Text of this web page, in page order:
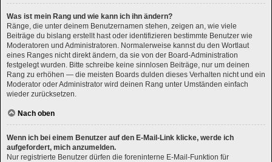
Was ist mein Rang und wie kann ich ihn ändern?
Ränge, die unter deinem Benutzernamen stehen, zeigen an, wie viele
Beiträge du bislang erstellt hast oder identifizieren bestimmte Benutzer wie
Moderatoren und Administratoren. Normalerweise kannst du den Wortlaut
eines Ranges nicht direkt ändern, da sie von der Board-Administration
festgelegt wurden. Bitte schreibe keine sinnlosen Beiträge, nur um deinen
Rang zu erhöhen — die meisten Boards dulden dieses Verhalten nicht und ein
Moderator oder Administrator wird deinen Rang unter Umständen einfach
wieder zurücksetzen.
Nach oben
Wenn ich bei einem Benutzer auf den E-Mail-Link klicke, werde ich
aufgefordert, mich anzumelden.
Nur registrierte Benutzer dürfen die foreninterne E-Mail-Funktion für